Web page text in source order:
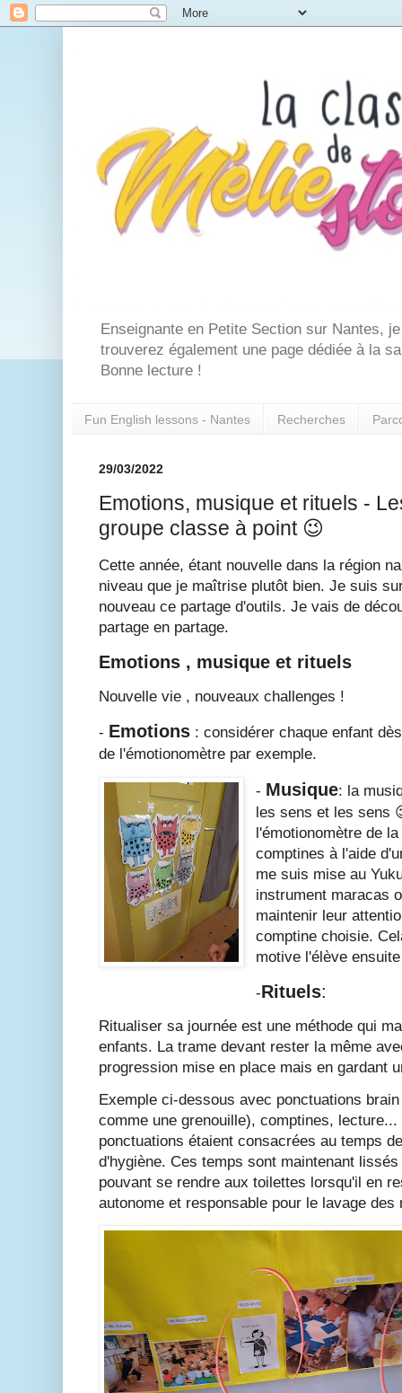
Enseignante en Petite Section sur Nantes,
trouverez également une page dédiée à la
Bonne lecture !
Fun English lessons - Nantes Recherches
29/03/2022
Emotions, musique et rituels -
groupe classe à point 😉
Cette année, étant nouvelle dans la région
niveau que je maîtrise plutôt bien. Je suis
nouveau ce partage d'outils. Je vais de
partage en partage.
Emotions , musique et rituels
Nouvelle vie , nouveaux challenges !
- Emotions : considérer chaque enfant
de l'émotionomètre par exemple.
- Musique: la
les sens et les sens
l'émotionomètre de
comptines à l'aide
me suis mise au
instrument maracas
maintenir leur
comptine choisie.
motive l'élève
-Rituels:
Ritualiser sa journée est une méthode qui
enfants. La trame devant rester la même
progression mise en place mais en gardant
Exemple ci-dessous avec ponctuations
comme une grenouille), comptines,
ponctuations étaient consacrées au temps
d'hygiène. Ces temps sont maintenant
pouvant se rendre aux toilettes lorsqu'il en
autonome et responsable pour le lavage